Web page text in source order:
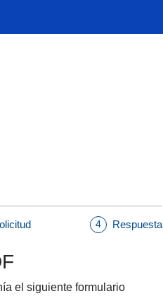
4 Respuesta
el siguiente formulario